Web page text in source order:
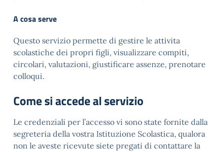
A cosa serve
Questo servizio permette di gestire le attivita
scolastiche dei propri figli, visualizzare compiti,
circolari, valutazioni, giustificare assenze, prenotare
colloqui.
Come si accede al servizio
Le credenziali per l’accesso vi sono state fornite dalla
segreteria della vostra Istituzione Scolastica, qualora
non le aveste ricevute siete pregati di contattare la